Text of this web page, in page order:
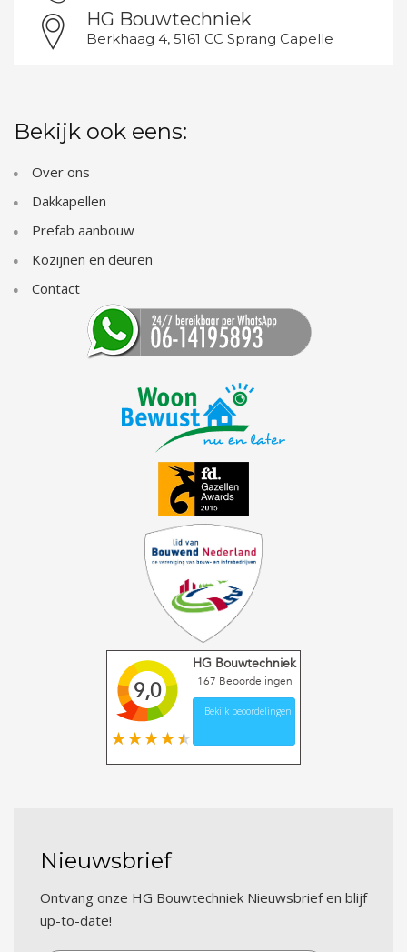
HG Bouwtechniek
Berkhaag 4, 5161 CC Sprang Capelle
Bekijk ook eens:
Over ons
Dakkapellen
Prefab aanbouw
Kozijnen en deuren
Contact
9,0
HG Bouwtechniek
167 Beoordelingen
Bekijk beoordelingen
Nieuwsbrief
Ontvang onze HG Bouwtechniek Nieuwsbrief en blijf
up-to-date!